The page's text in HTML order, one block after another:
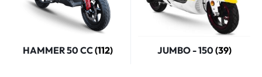
HAMMER 50 CC(112) JUMBO - 150(39)